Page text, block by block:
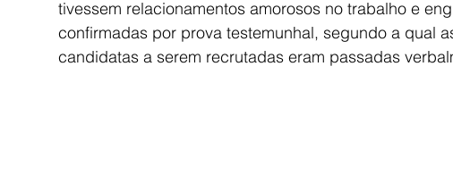
tivessem relacionamentos amorosos no trabalho e
confirmadas por prova testemunhal, segundo a qual
candidatas a serem recrutadas eram passadas